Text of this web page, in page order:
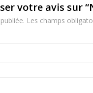
votre avis sur
Les champs